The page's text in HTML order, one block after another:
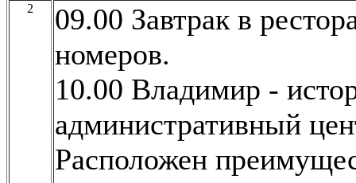
2
09.00 Завтрак в
номеров.
10.00 Владимир -
административный
Расположен